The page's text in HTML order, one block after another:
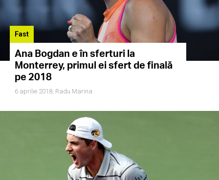
Fast
Ana Bogdan e în sferturi la
Monterrey, primul ei sfert de finală
pe 2018
6 aprilie 2018, Radu Marina